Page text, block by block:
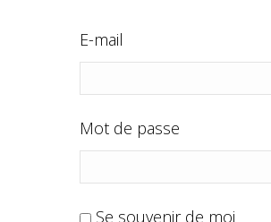
E-mail
Mot de passe
Se souvenir de moi